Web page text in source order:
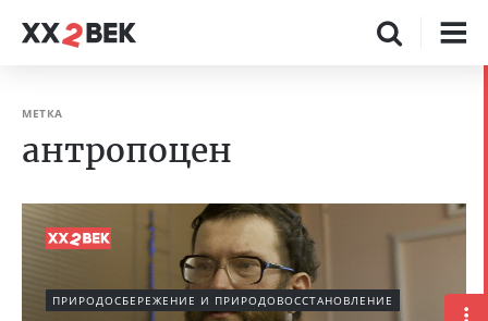
МЕТКА
антропоцен
ПРИРОДОСБЕРЕЖЕНИЕ И ПРИРОДОВОССТАНОВЛЕНИЕ